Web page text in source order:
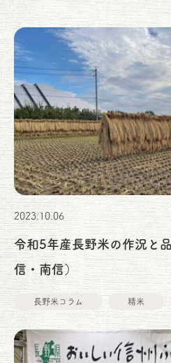
2023.10.06
令和5年産長野米の作況と
信・南信）
長野米コラム 精米